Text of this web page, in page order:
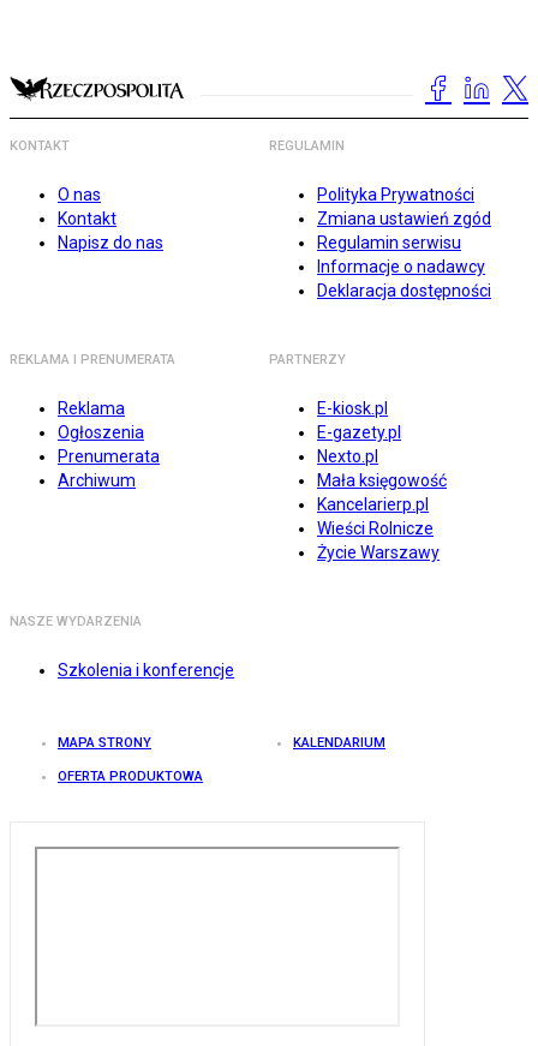
KONTAKT
O nas
Kontakt
Napisz do nas
REGULAMIN
Polityka Prywatności
Zmiana ustawień zgód
Regulamin serwisu
Informacje o nadawcy
Deklaracja dostępności
REKLAMA I PRENUMERATA
Reklama
Ogłoszenia
Prenumerata
Archiwum
PARTNERZY
E-kiosk.pl
E-gazety.pl
Nexto.pl
Mała księgowość
Kancelarierp.pl
Wieści Rolnicze
Życie Warszawy
NASZE WYDARZENIA
Szkolenia i konferencje
MAPA STRONY KALENDARIUM
OFERTA PRODUKTOWA